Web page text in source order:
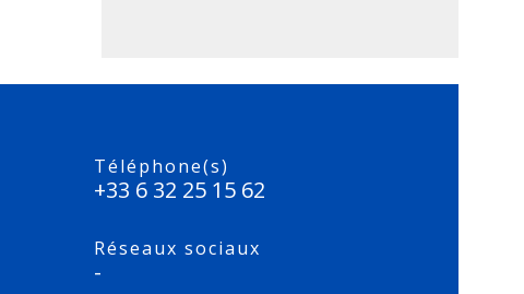
Téléphone(s)
+33 6 32 25 15 62
Réseaux sociaux
-